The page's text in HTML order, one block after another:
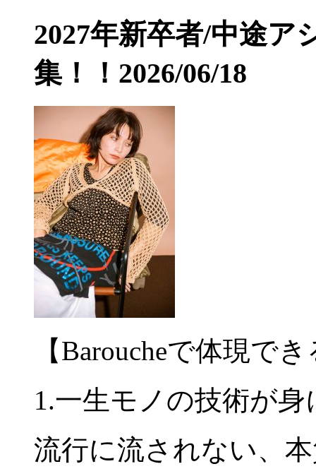
2027年新卒者/中途ア
集！！ 2026/06/18
【Baroucheで体現で
1.一生モノの技術が身
流行に流されない、